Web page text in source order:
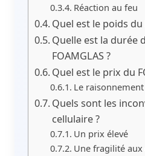
Réaction au feu
Quel est le poids du
Quelle est la durée
FOAMGLAS ?
Quel est le prix du
Le
Quels sont les
cellulaire ?
Un prix élevé
Une fragilité aux